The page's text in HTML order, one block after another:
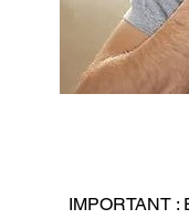
IMPORTANT :